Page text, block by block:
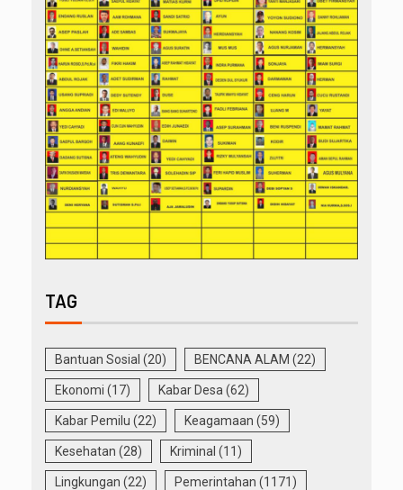
TAG
Bantuan Sosial (20) BENCANA ALAM (22)
Ekonomi (17) Kabar Desa (62)
Kabar Pemilu (22) Keagamaan (59)
Kesehatan (28) Kriminal (11)
Lingkungan (22) Pemerintahan (1171)